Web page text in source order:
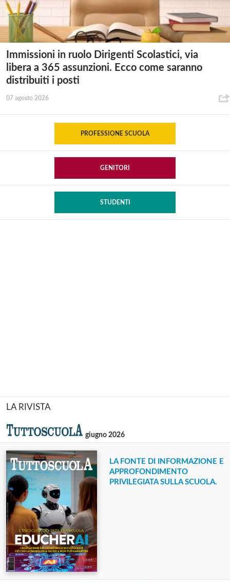
Immissioni in ruolo Dirigenti Scolastici, via
libera a 365 assunzioni. Ecco come saranno
distribuiti i posti
07 agosto 2026
PROFESSIONE SCUOLA
GENITORI
STUDENTI
LA RIVISTA
giugno 2026
LA FONTE DI INFORMAZIONE E
APPROFONDIMENTO
PRIVILEGIATA SULLA SCUOLA.